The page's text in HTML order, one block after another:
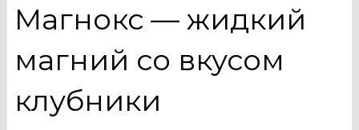
Магнокс — жидкий
магний со вкусом
клубники